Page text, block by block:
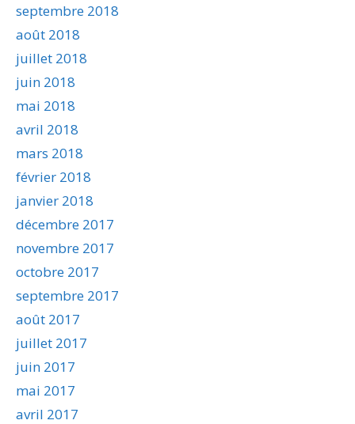
septembre 2018
août 2018
juillet 2018
juin 2018
mai 2018
avril 2018
mars 2018
février 2018
janvier 2018
décembre 2017
novembre 2017
octobre 2017
septembre 2017
août 2017
juillet 2017
juin 2017
mai 2017
avril 2017